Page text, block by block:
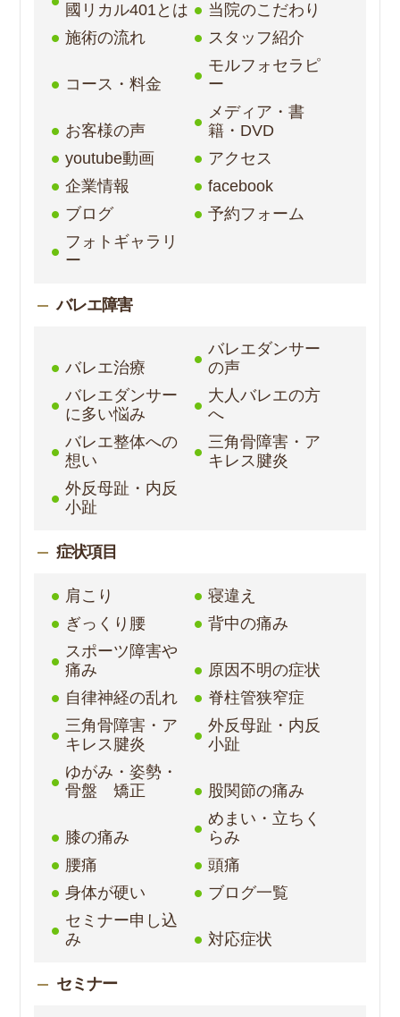
國リカル401とは
当院のこだわり
施術の流れ
スタッフ紹介
コース・料金
モルフォセラピ
ー
お客様の声
メディア・書
籍・DVD
youtube動画
アクセス
企業情報
facebook
ブログ
予約フォーム
フォトギャラリ
ー
バレエ障害
バレエ治療
バレエダンサー
の声
バレエダンサー
に多い悩み
大人バレエの方
へ
バレエ整体への
想い
三角骨障害・ア
キレス腱炎
外反母趾・内反
小趾
症状項目
肩こり
寝違え
ぎっくり腰
背中の痛み
スポーツ障害や
痛み
原因不明の症状
自律神経の乱れ
脊柱管狭窄症
三角骨障害・ア
キレス腱炎
外反母趾・内反
小趾
ゆがみ・姿勢・
骨盤 矯正
股関節の痛み
膝の痛み
めまい・立ちく
らみ
腰痛
頭痛
身体が硬い
ブログ一覧
セミナー申し込
み
対応症状
セミナー